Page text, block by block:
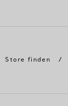
Store finden /